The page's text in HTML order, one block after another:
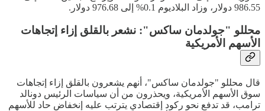
986.55 دولار، وزاد البلاديوم 0.1% إلى 976.68 دولار.
محللو "جولدمان ساكس": نشعر بالقلق إزاء إتجاهات
الأسهم الأمريكية
قال محللو "جولدمان ساكس"، أنهم يشعرون بالقلق إزاء إتجاهات
سوق الأسهم الأمريكية، ويحذرون من أن سياسات الرئيس دونالد
ترامب، قد تدفع نحو ركود إقتصادي يترتب عليه إنخفاض حاد للأسهم